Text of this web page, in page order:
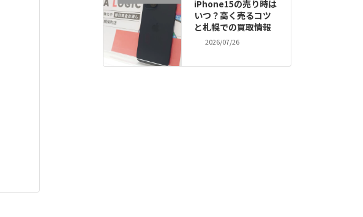
iPhone15の売り時は
いつ？高く売るコツ
と札幌での買取情報
2026/07/26